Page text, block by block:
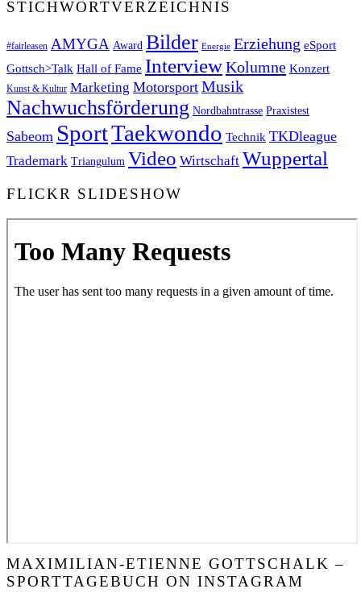
STICHWORTVERZEICHNIS
#fairleasen AMYGA Award Bilder Energie Erziehung eSport
Gottsch>Talk Hall of Fame InterviewKolumne Konzert
Kunst & Kultur Marketing Motorsport Musik
Nachwuchsförderung Nordbahntrasse Praxistest
Sabeom SportTaekwondo Technik TKDleague
Trademark Triangulum Video Wirtschaft Wuppertal
FLICKR SLIDESHOW
MAXIMILIAN-ETIENNE GOTTSCHALK –
SPORTTAGEBUCH ON INSTAGRAM